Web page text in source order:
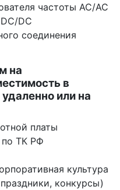
частоты AC/AC
DC
соединения
на
в
или на
платы
ТК РФ
культура
конкурсы)